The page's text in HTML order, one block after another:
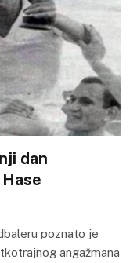
dan
poznato je
angažmana